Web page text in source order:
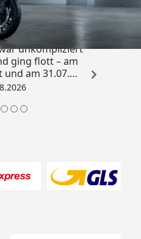
4,85/ 5
Kauf! Der
unkompliziert
ging flott – am
und am 31.07.
Abdeckplane
und schützt